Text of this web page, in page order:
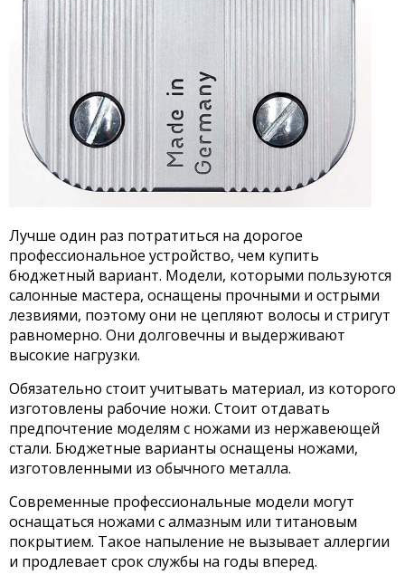
Лучше один раз потратиться на дорогое
профессиональное устройство, чем купить
бюджетный вариант. Модели, которыми пользуются
салонные мастера, оснащены прочными и острыми
лезвиями, поэтому они не цепляют волосы и стригут
равномерно. Они долговечны и выдерживают
высокие нагрузки.
Обязательно стоит учитывать материал, из которого
изготовлены рабочие ножи. Стоит отдавать
предпочтение моделям с ножами из нержавеющей
стали. Бюджетные варианты оснащены ножами,
изготовленными из обычного металла.
Современные профессиональные модели могут
оснащаться ножами с алмазным или титановым
покрытием. Такое напыление не вызывает аллергии
и продлевает срок службы на годы вперед.